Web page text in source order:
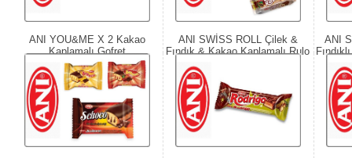
ANI YOU&ME X 2 Kakao
Kaplamalı Gofret
ANI SWİSS ROLL Çilek &
Fındık & Kakao Kaplamalı Rulo
ANI